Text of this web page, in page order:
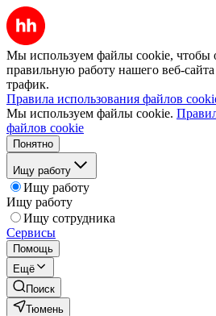
Мы используем файлы cookie, чтобы
правильную работу нашего веб-
трафик.
Правила использования файлов
Мы используем файлы cookie.
файлов cookie
Понятно
Ищу работу
Ищу работу
Ищу работу
Ищу сотрудника
Сервисы
Помощь
Ещё
Поиск
Тюмень